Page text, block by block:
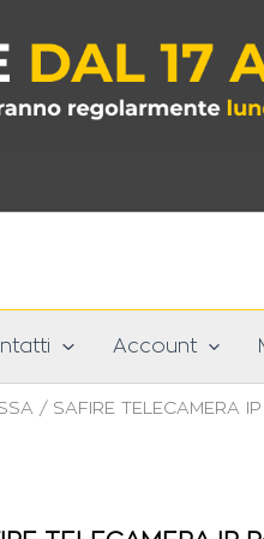
Account
/ SAFIRE TELECAMERA